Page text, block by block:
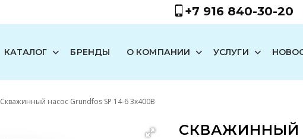
+7 916 840-30-20
КАТАЛОГ БРЕНДЫ О КОМПАНИИ УСЛУГИ
Скважинный насос Grundfos SP 14-6 3x400В
СКВАЖИННЫЙ